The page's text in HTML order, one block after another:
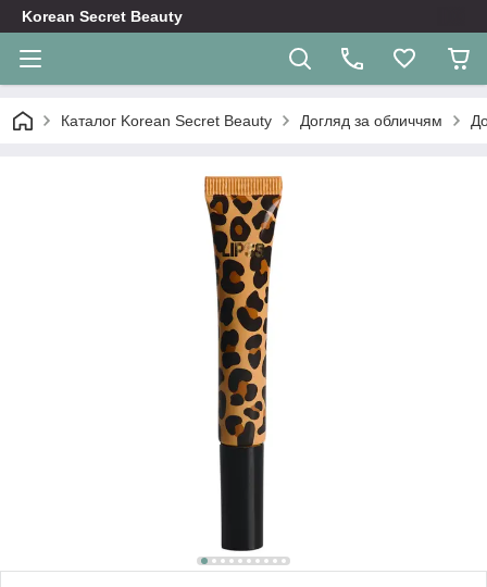
Korean Secret Beauty
Каталог Korean Secret Beauty Догляд за обличчям